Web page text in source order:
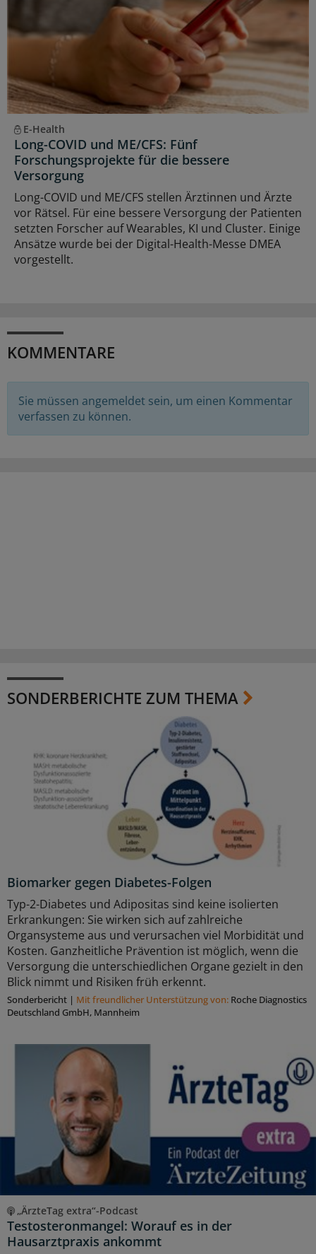
E-Health
Long-COVID und ME/CFS: Fünf
Forschungsprojekte für die bessere
Versorgung
Long-COVID und ME/CFS stellen Ärztinnen und Ärzte
vor Rätsel. Für eine bessere Versorgung der Patienten
setzten Forscher auf Wearables, KI und Cluster. Einige
Ansätze wurde bei der Digital-Health-Messe DMEA
vorgestellt.
KOMMENTARE
Sie müssen angemeldet sein, um einen Kommentar
verfassen zu können.
SONDERBERICHTE ZUM THEMA
Biomarker gegen Diabetes-Folgen
Typ-2-Diabetes und Adipositas sind keine isolierten
Erkrankungen: Sie wirken sich auf zahlreiche
Organsysteme aus und verursachen viel Morbidität und
Kosten. Ganzheitliche Prävention ist möglich, wenn die
Versorgung die unterschiedlichen Organe gezielt in den
Blick nimmt und Risiken früh erkennt.
Sonderbericht | Mit freundlicher Unterstützung von: Roche Diagnostics
Deutschland GmbH, Mannheim
„ÄrzteTag extra“-Podcast
Testosteronmangel: Worauf es in der
Hausarztpraxis ankommt